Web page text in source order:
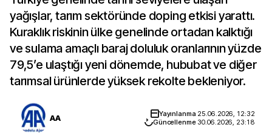
yağışlar, tarım sektöründe doping etkisi yarattı.
Kuraklık riskinin ülke genelinde ortadan kalktığı
ve sulama amaçlı baraj doluluk oranlarının yüzde
79,5’e ulaştığı yeni dönemde, hububat ve diğer
tarımsal ürünlerde yüksek rekolte bekleniyor.
AA Yayınlanma 25.06.2026, 12:32
Güncellenme 30.06.2026, 23:18